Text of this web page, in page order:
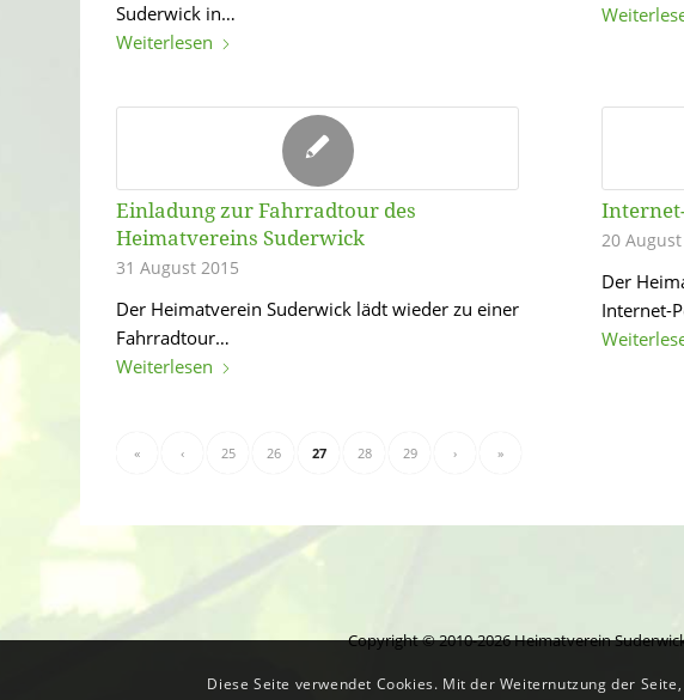
Suderwick in…
Weiterlesen
Einladung zur Fahrradtour des
Heimatvereins Suderwick
31 August 2015
Der Heimatverein Suderwick lädt wieder zu einer
Fahrradtour…
Weiterlesen
20
Der
Internet-
« ‹ 25 26 27 28 29 › »
Copyright © 2010-2026 Heimatverein
Diese Seite verwendet Cookies. Mit der Weiternutzung der